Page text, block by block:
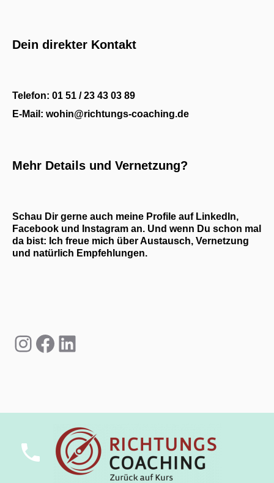
Dein direkter Kontakt
Telefon: 01 51 / 23 43 03 89
E-Mail: wohin@richtungs-coaching.de
Mehr Details und Vernetzung?
Schau Dir gerne auch meine Profile auf LinkedIn,
Facebook und Instagram an. Und wenn Du schon mal
da bist: Ich freue mich über Austausch, Vernetzung
und natürlich Empfehlungen.
Instagram
Facebook
LinkedIn